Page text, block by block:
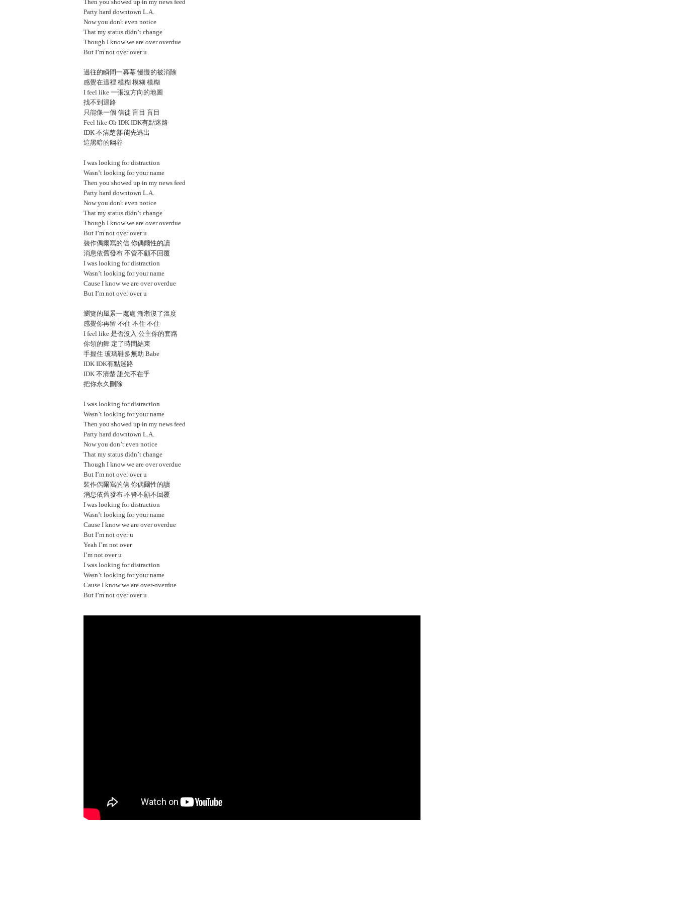
Then you showed up in my news feed
Party hard downtown L.A.
Now you don't even notice
That my status didn’t change
Though I know we are over overdue
But I’m not over over u
過往的瞬間一幕幕 慢慢的被消除
感覺在這裡 模糊 模糊 模糊
I feel like 一張沒方向的地圖
找不到退路
只能像一個 信徒 盲目 盲目
Feel like Oh IDK IDK有點迷路
IDK 不清楚 誰能先逃出
這黑暗的幽谷
I was looking for distraction
Wasn’t looking for your name
Then you showed up in my news feed
Party hard downtown L.A.
Now you don't even notice
That my status didn’t change
Though I know we are over overdue
But I’m not over over u
裝作偶爾寫的信 你偶爾性的讀
消息依舊發布 不管不顧不回覆
I was looking for distraction
Wasn’t looking for your name
Cause I know we are over overdue
But I’m not over over u
瀏覽的風景一處處 漸漸沒了溫度
感覺你再留 不住 不住 不住
I feel like 是否沒入 公主你的套路
你領的舞 定了時間結束
手握住 玻璃鞋多無助 Babe
IDK IDK有點迷路
IDK 不清楚 誰先不在乎
把你永久刪除
I was looking for distraction
Wasn’t looking for your name
Then you showed up in my news feed
Party hard downtown L.A.
Now you don’t even notice
That my status didn’t change
Though I know we are over overdue
But I’m not over over u
裝作偶爾寫的信 你偶爾性的讀
消息依舊發布 不管不顧不回覆
I was looking for distraction
Wasn’t looking for your name
Cause I know we are over overdue
But I’m not over u
Yeah I’m not over
I’m not over u
I was looking for distraction
Wasn’t looking for your name
Cause I know we are over-overdue
But I’m not over over u